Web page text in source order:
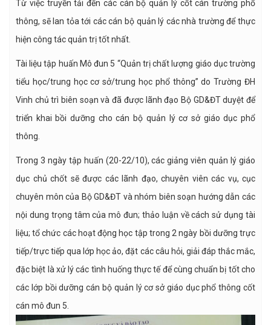
Từ việc truyền tải đến các cán bộ quản lý cốt cán trường phổ
thông, sẽ lan tỏa tới các cán bộ quản lý các nhà trường để thực
hiện công tác quản trị tốt nhất.
Tài liệu tập huấn Mô đun 5 “Quản trị chất lượng giáo dục trường
tiểu học/trung học cơ sở/trung học phổ thông” do Trường ĐH
Vinh chủ trì biên soạn và đã được lãnh đạo Bộ GD&ĐT duyệt để
triển khai bồi dưỡng cho cán bộ quản lý cơ sở giáo dục phổ
thông.
Trong 3 ngày tập huấn (20-22/10), các giảng viên quản lý giáo
dục chủ chốt sẽ được các lãnh đạo, chuyên viên các vụ, cục
chuyên môn của Bộ GD&ĐT và nhóm biên soạn hướng dẫn các
nội dung trọng tâm của mô đun; thảo luận về cách sử dụng tài
liệu; tổ chức các hoạt động học tập trong 2 ngày bồi dưỡng trực
tiếp/trực tiếp qua lớp học ảo, đặt các câu hỏi, giải đáp thắc mắc,
đặc biệt là xử lý các tình huống thực tế để cùng chuẩn bị tốt cho
các lớp bồi dưỡng cán bộ quản lý cơ sở giáo dục phổ thông cốt
cán mô đun 5.